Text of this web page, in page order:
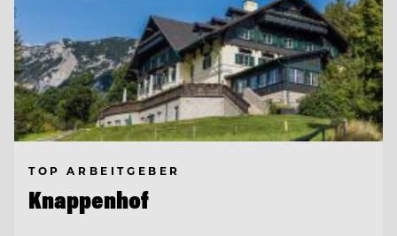
TOP ARBEITGEBER
Knappenhof